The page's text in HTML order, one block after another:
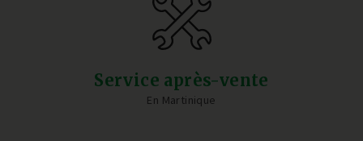
Service après-vente
En Martinique